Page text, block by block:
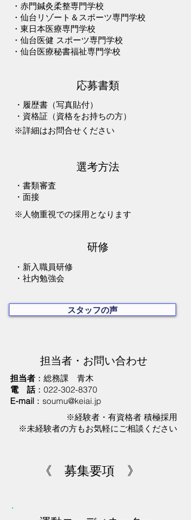
・赤門鍼灸柔整専門学校
・仙台リゾート＆スポーツ専門学校
・東日本医療専門学校
・仙台医健 スポーツ専門学校
​・仙台医療秘書福祉専門学校
応募書類
・履歴書（写真貼付）
・資格証 ​（資格をお持ちの方）
※詳細はお問合せください
選考方法
・書類審査
・面接
※人物重視での採用となります
​研修
・新入職員研修
・社内勉強会
スタッフの声
担当者・お問い合わせ
担当者 ：総務課 青木
電 話：022-302-8370
E-mail ： soumu@keiai.jp
※経験者・有資格者 積極採用
※未経験者の方もお気軽にご相談ください
《 募集要項 》